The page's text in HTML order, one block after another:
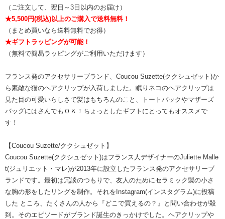
（ご注文して、翌日～3日以内のお届け）
★5,500円(税込)以上のご購入で送料無料！
（まとめ買いなら送料無料でお得）
★ギフトラッピングが可能！
（無料で簡易ラッピングがご利用いただけます）
フランス発のアクセサリーブランド、Coucou Suzette(ククシュゼット)か
ら素敵な猫のヘアクリップが入荷しました。眠りネコのヘアクリップは
見た目の可愛いらしさで髪はもちろんのこと、トートバックやマザーズ
バッグにはさんでもＯＫ！ちょっとしたギフトにとってもオススメで
す！
【Coucou Suzette/ククシュゼット】
Coucou Suzette(ククシュゼット)はフランス人デザイナーのJuliette Malle
t(ジュリエット・マレ)が2013年に設立したフランス発のアクセサリーブ
ランドです。最初は冗談のつもりで、友人のためにセラミック製の小さ
な胸の形をしたリングを制作。それをInstagram(インスタグラム)に投稿
した ところ、たくさんの人から『どこで買えるの？』と問い合わせが殺
到。そのエピソードがブランド誕生のきっかけでした。ヘアクリップや